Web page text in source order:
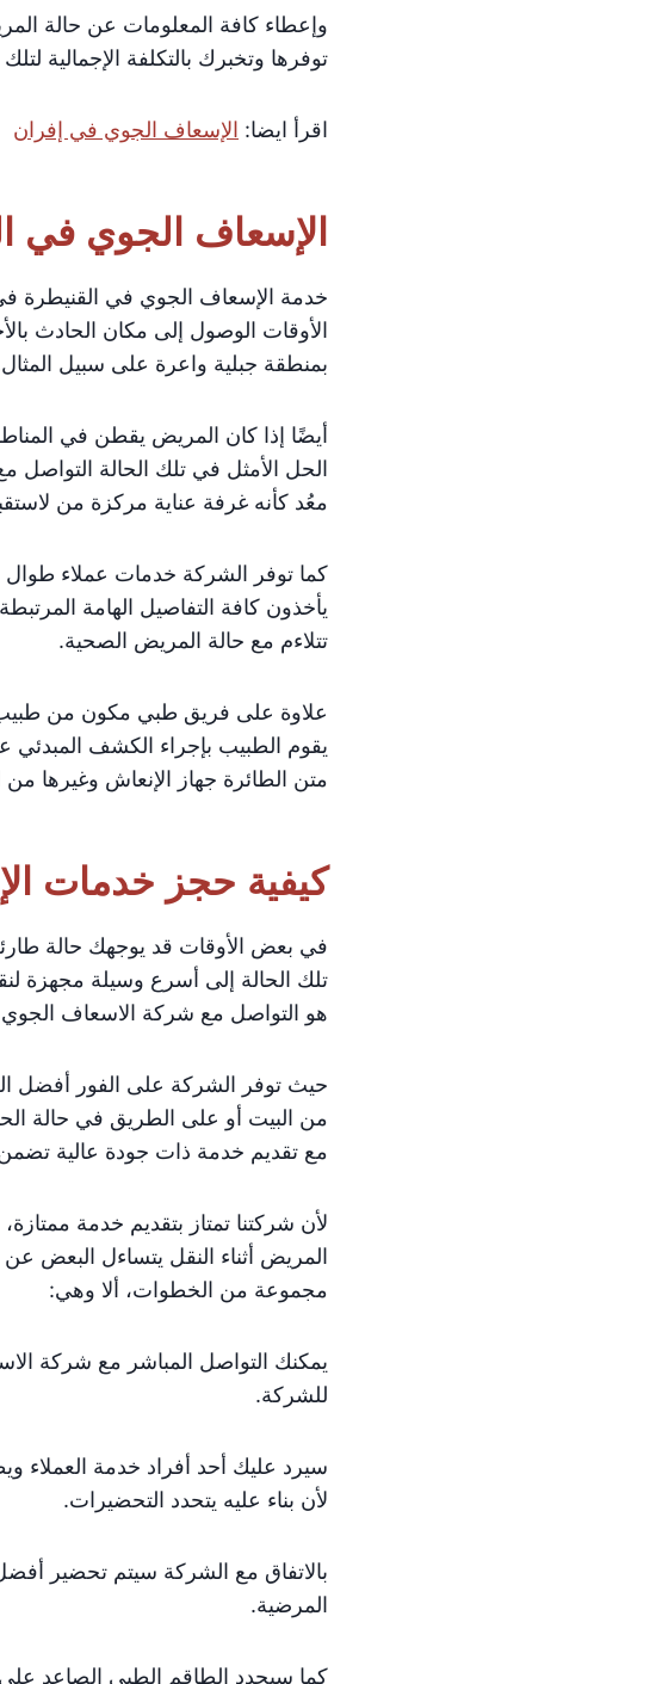
وإعطاء كافة المعلومات عن حالة
توفرها وتخبرك بالتكلفة الإجمالية
اقرأ ايضا: الإسعاف الجوي في إفران
الإسعاف الجوي في
خدمة الإسعاف الجوي في القنيطرة
الأوقات الوصول إلى مكان الحادث
بمنطقة جبلية واعرة على سبيل
أيضًا إذا كان المريض يقطن في المناطق
الحل الأمثل في تلك الحالة
معُد كأنه غرفة عناية مركزة من
كما توفر الشركة خدمات عملاء طوال
يأخذون كافة التفاصيل الهامة
تتلاءم مع حالة المريض الصحية.
علاوة على فريق طبي مكون من طبيب
يقوم الطبيب بإجراء الكشف المبدئي
متن الطائرة جهاز الإنعاش وغيرها من
كيفية حجز خدمات
في بعض الأوقات قد يوجهك حالة
تلك الحالة إلى أسرع وسيلة مجهزة
هو التواصل مع شركة الاسعاف الجوي
حيث توفر الشركة على الفور أفضل
من البيت أو على الطريق في حالة
مع تقديم خدمة ذات جودة عالية
لأن شركتنا تمتاز بتقديم خدمة
المريض أثناء النقل يتساءل البعض
مجموعة من الخطوات، ألا وهي:
يمكنك التواصل المباشر مع شركة
للشركة.
سيرد عليك أحد أفراد خدمة
لأن بناء عليه يتحدد التحضيرات.
بالاتفاق مع الشركة سيتم تحضير
المرضية.
كما سيحدد الطاقم الطبي الصاعد على